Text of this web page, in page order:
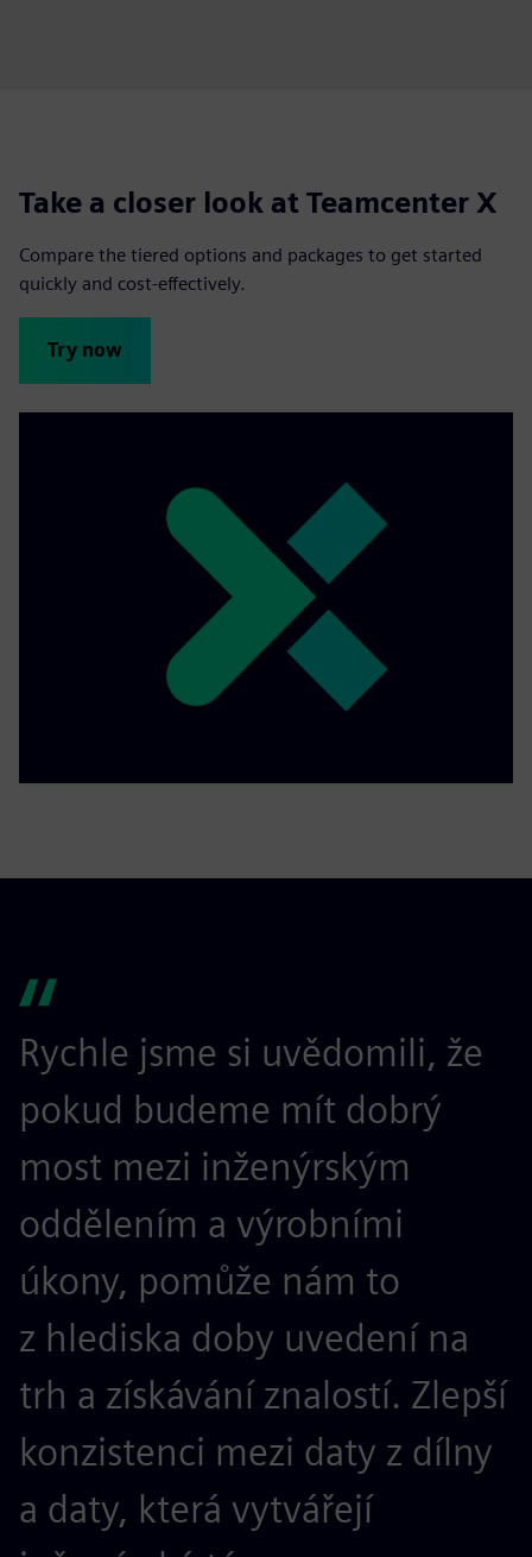
Take a closer look at Teamcenter X
Compare the tiered options and packages to get started
quickly and cost-effectively.
Try now
Rychle jsme si uvědomili, že
pokud budeme mít dobrý
most mezi inženýrským
oddělením a výrobními
úkony, pomůže nám to
z hlediska doby uvedení na
trh a získávání znalostí. Zlepší
konzistenci mezi daty z dílny
a daty, která vytvářejí